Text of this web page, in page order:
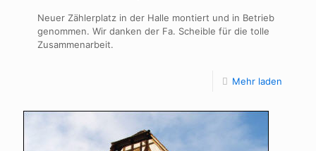
Neuer Zählerplatz in der Halle montiert und in Betrieb
genommen. Wir danken der Fa. Scheible für die tolle
Zusammenarbeit.
Mehr laden